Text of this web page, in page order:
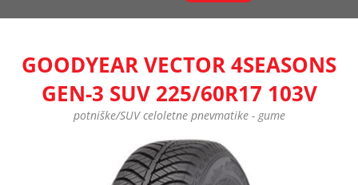
GOODYEAR VECTOR 4SEASONS
GEN-3 SUV 225/60R17 103V
potniške/SUV celoletne pnevmatike - gume